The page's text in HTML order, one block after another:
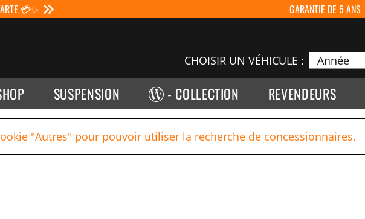
💳✨ GARANTIE DE 5 ANS
CHOISIR UN VÉHICULE :
SUSPENSION - COLLECTION REVENDEURS
"Autres" pour pouvoir utiliser la recherche de concessionnaires.